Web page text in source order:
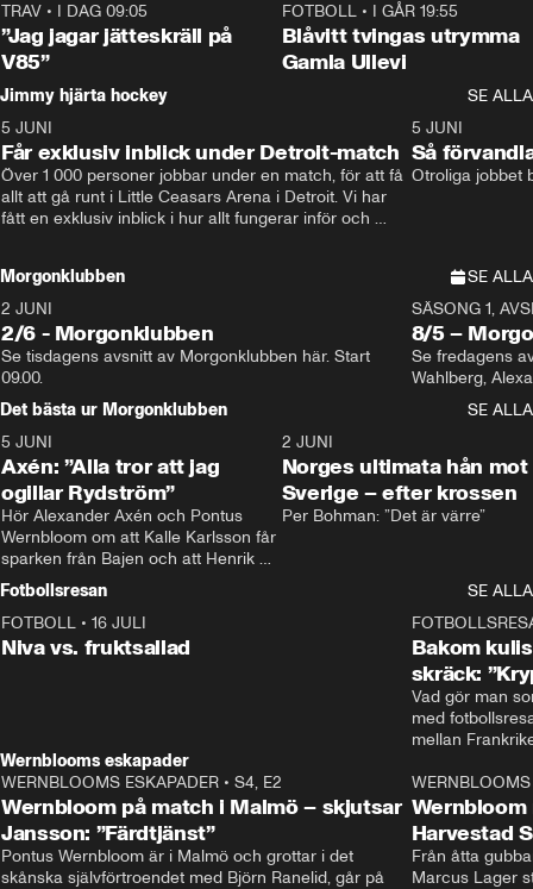
TRAV • I DAG 09:05
”Jag jagar jätteskräll på
V85”
FOTBOLL• I GÅR 19:55
Blåvitt tvingas utrymma
Gamla Ullevi
Jimmy hjärta hockey
SE ALLA
5 JUNI
Får exklusiv inblick under Detroit-match
Över 1 000 personer jobbar under en match, för att få
allt att gå runt i Little Ceasars Arena i Detroit. Vi har
fått en exklusiv inblick i hur allt fungerar inför och
5 JUNI
Så
Otroliga jobbet
Morgonklubben
SE ALLA
2 JUNI
2/6 - Morgonklubben
Se tisdagens avsnitt av Morgonklubben här. Start
SÄSONG 1,
8/5 –
Se fredagens
Det bästa ur Morgonklubben
SE ALLA
5 JUNI
Axén: ”Alla tror att jag
ogillar Rydström”
Hör Alexander Axén och Pontus
Wernbloom om att Kalle Karlsson får
sparken från Bajen och att Henrik
Rydström tar över
2 JUNI
Norges ultimata hån mot
Sverige – efter krossen
Per Bohman: ”Det är värre”
Fotbollsresan
SE ALLA
FOTBOLL • 16 JULI
Niva vs. fruktsallad
Bakom
skräck:
Vad gör man
med
Wernblooms eskapader
WERNBLOOMS ESKAPADER • S4, E2
Wernbloom på match i Malmö – skjutsar
Jansson: ”Färdtjänst”
Pontus Wernbloom är i Malmö och grottar i det
skånska självförtroendet med Björn Ranelid, går på
Harvestad
Från åtta
Marcus Lager